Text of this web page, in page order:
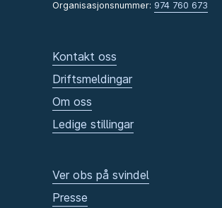
Organisasjonsnummer: 974 760 673
Kontakt oss
Driftsmeldingar
Om oss
Ledige stillingar
Ver obs på svindel
Presse